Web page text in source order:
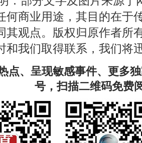
何商业用途，其目的在于
其观点。版权归原作者所
和我们取得联系，我们将
点、呈现敏感事件、更多
号，扫描二维码免费